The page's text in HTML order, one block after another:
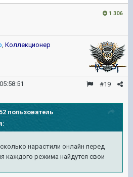
1 306
, Коллекционер
#19
пользователь
нарастили онлайн перед
каждого режима найдутся свои